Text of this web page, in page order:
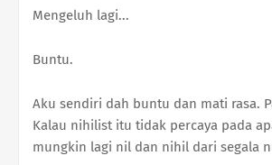
Mengeluh lagi...
Buntu.
Aku sendiri dah buntu dan mati rasa.
Kalau nihilist itu tidak percaya pada
mungkin lagi nil dan nihil dari segala